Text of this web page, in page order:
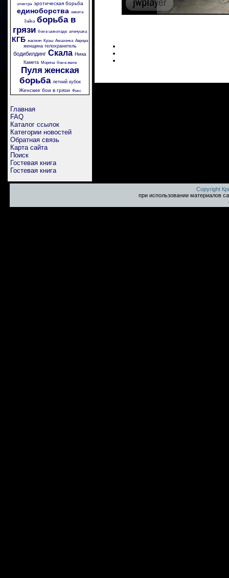
электра эротическая борьба
единоборства никита
Зайка борьба в
грязи бои в шоколаде аленушка
КГБ жасмин Крэш Амазонка Аврора
женщина телохранитель
бодибилдинг Скала Ника
Камета Моряча бои в желе
Пуля женская
борьба летний кубок
Женские бои в грязи Фокс
Главная
FAQ
Каталог ссылок
Категории новостей
Обратная связь
Карта сайта
Поиск
Гостевая книга
Гостевая книга
Copyright
при использовании материалов